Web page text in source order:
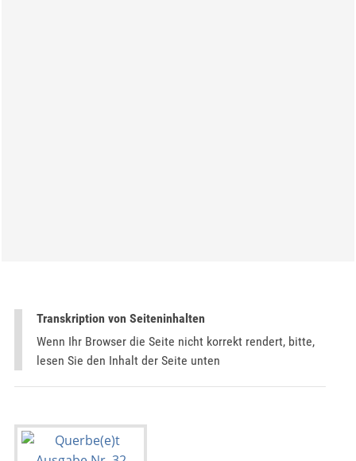
Transkription von Seiteninhalten
Wenn Ihr Browser die Seite nicht korrekt rendert, bitte,
lesen Sie den Inhalt der Seite unten